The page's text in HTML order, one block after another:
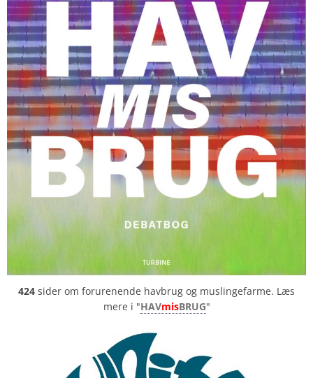
424 sider om forurenende havbrug og muslingefarme. Læs
mere i "HAVmisBRUG"